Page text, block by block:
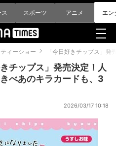
ス スポーツ アニメ エン
ィーショー 「今日好きチップス」
チップス」発売決定！人
べあのキラカードも、3
2026/03/17 10:18